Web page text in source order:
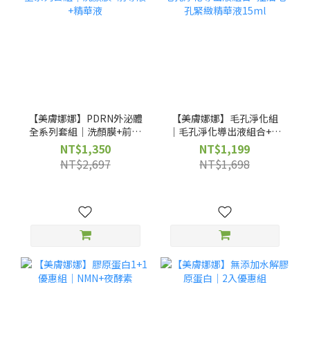
【美膚娜娜】PDRN外泌體
全系列套組｜洗顏膜+前導
液+精華液
NT$1,350
NT$2,697
【美膚娜娜】毛孔淨化組
｜毛孔淨化導出液組合+控
油毛孔緊緻精華液15ml
NT$1,199
NT$1,698